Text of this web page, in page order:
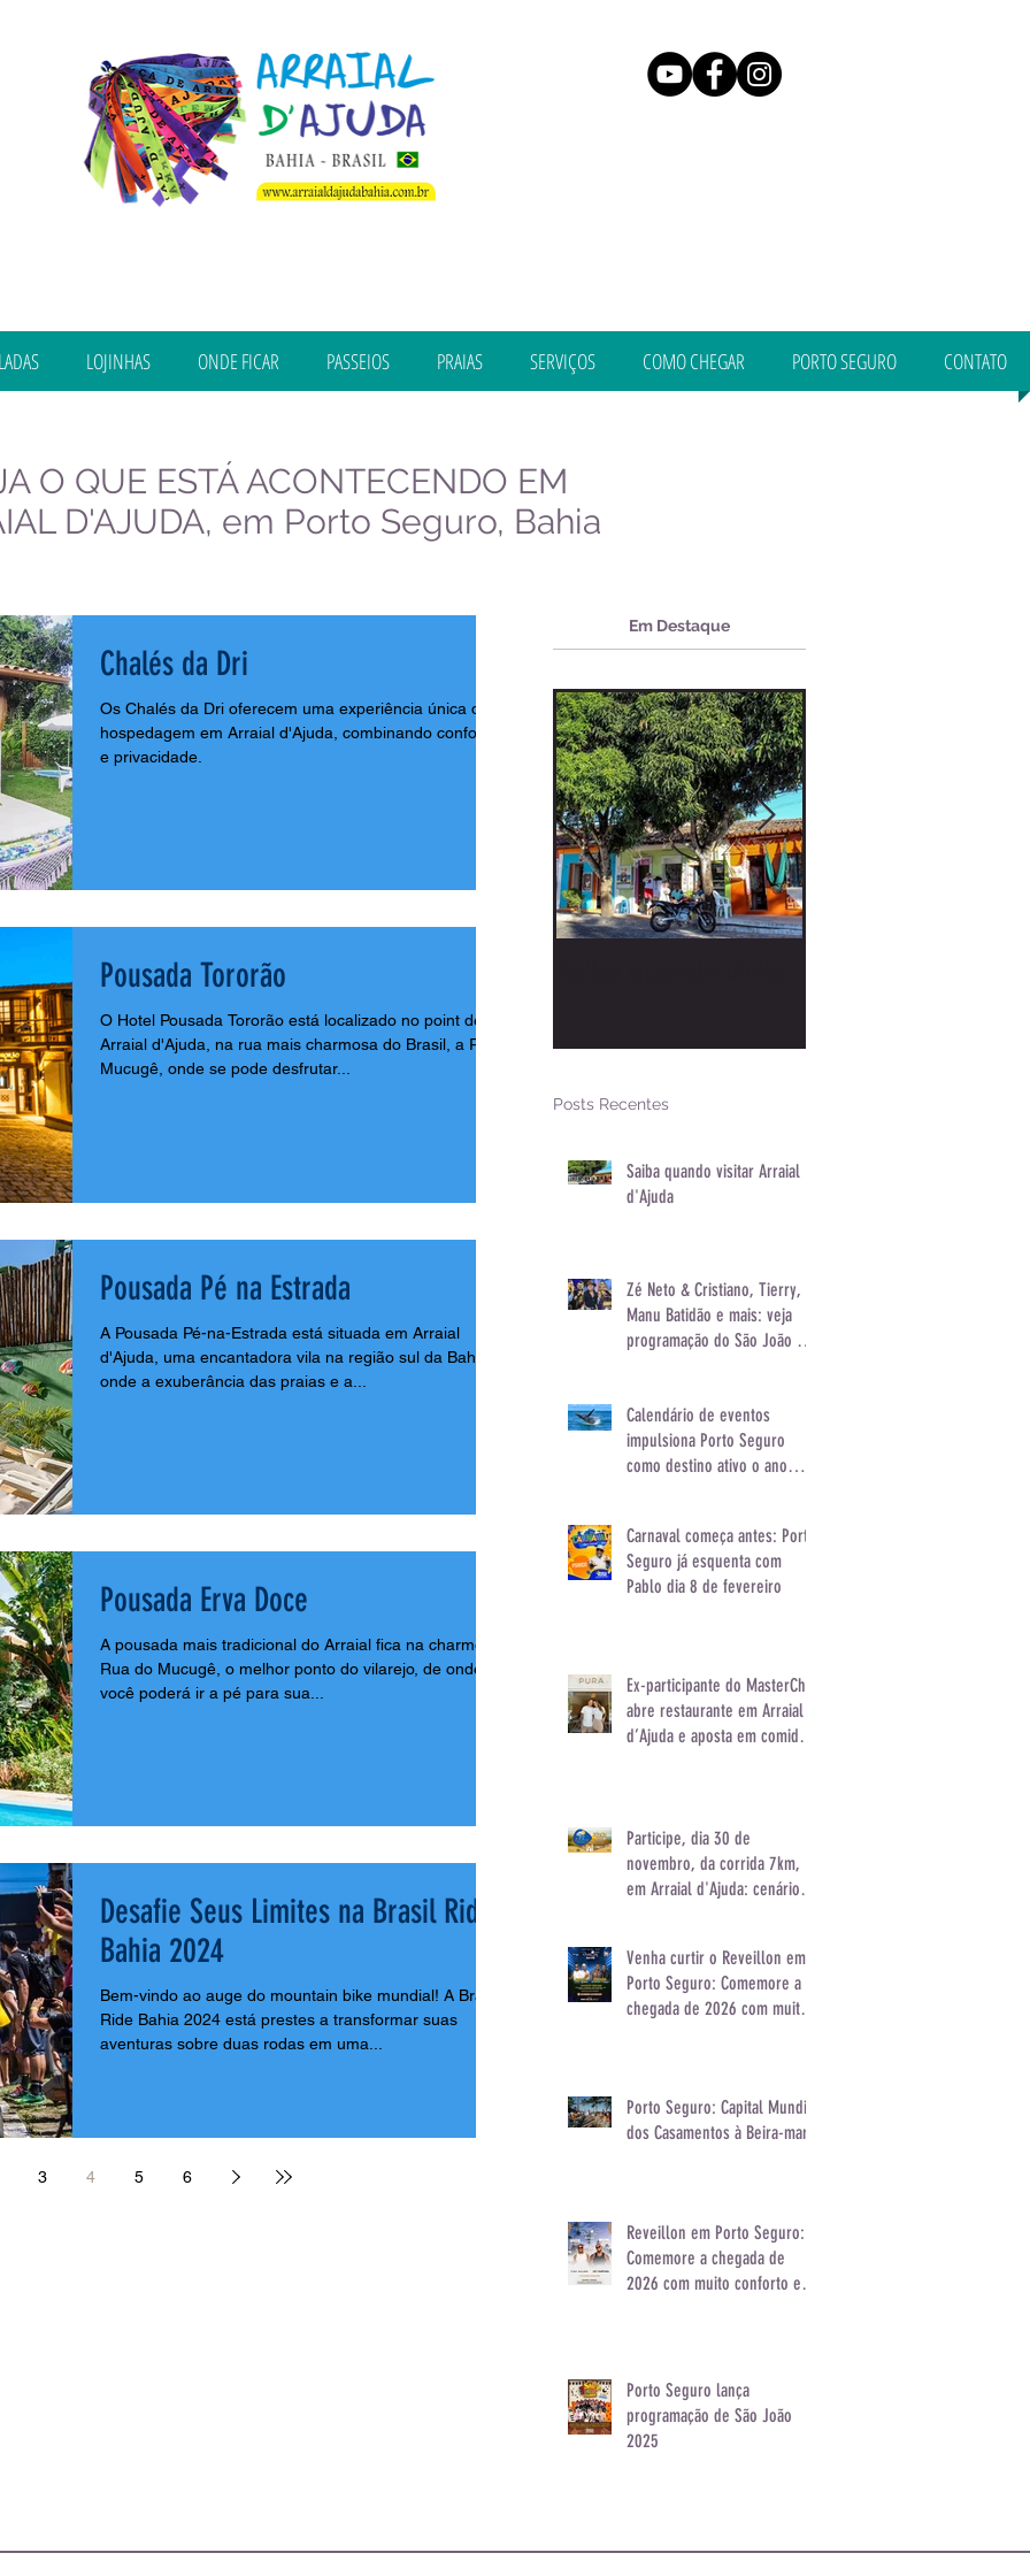
LOJINHAS ONDE FICAR PASSEIOS PRAIAS SERVIÇOS COMO CHEGAR PORTO SEGURO CONTATO
O QUE ESTÁ ACONTECENDO EM
D'AJUDA, em Porto Seguro, Bahia
Chalés da Dri
Os Chalés da Dri oferecem uma experiência única de
hospedagem em Arraial d'Ajuda, combinando conforto
e privacidade.
Pousada Tororão
O Hotel Pousada Tororão está localizado no point de
Arraial d'Ajuda, na rua mais charmosa do Brasil, a Rua
Mucugê, onde se pode desfrutar...
Pousada Pé na Estrada
A Pousada Pé-na-Estrada está situada em Arraial
d'Ajuda, uma encantadora vila na região sul da Bahia,
onde a exuberância das praias e a...
Pousada Erva Doce
A pousada mais tradicional do Arraial fica na charmosa
Rua do Mucugê, o melhor ponto do vilarejo, de onde
você poderá ir a pé para sua...
Desafie Seus Limites na Brasil Ride
Bahia 2024
Bem-vindo ao auge do mountain bike mundial! A Brasil
Ride Bahia 2024 está prestes a transformar suas
aventuras sobre duas rodas em uma...
3 4 5 6
Em Destaque
Posts Recentes
Saiba quando visitar Arraial
d'Ajuda
Zé Neto & Cristiano, Tierry,
Manu Batidão e mais: veja
programação do São João de
Calendário de eventos
impulsiona Porto Seguro
como destino ativo o ano
Carnaval começa antes: Porto
Seguro já esquenta com
Pablo dia 8 de fevereiro
Ex-participante do MasterChef
abre restaurante em Arraial
d’Ajuda e aposta em comida
Participe, dia 30 de
novembro, da corrida 7km,
em Arraial d'Ajuda: cenário
experiência única
Venha curtir o Reveillon em
Porto Seguro: Comemore a
chegada de 2026 com muito
Porto Seguro: Capital Mundial
dos Casamentos à Beira-mar
Reveillon em Porto Seguro:
Comemore a chegada de
2026 com muito conforto e
Porto Seguro lança
programação de São João
2025